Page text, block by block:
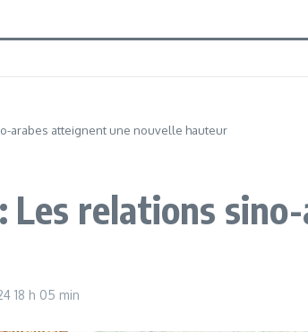
arabes atteignent une nouvelle hauteur
Les relations
18 h 05 min